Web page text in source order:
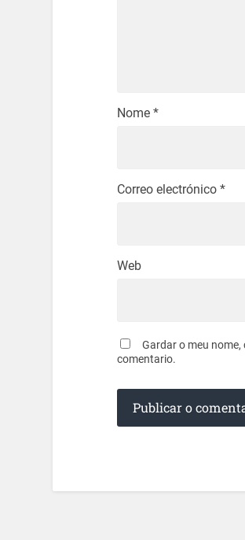
Nome *
Correo electrónico *
Web
Gardar o meu
comentario.